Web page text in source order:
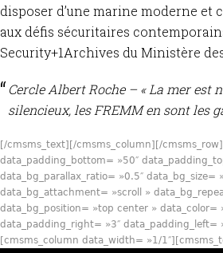
disposer d’une marine moderne et
aux défis sécuritaires
Security+1Archives du Ministère
Cercle Albert Roche – « La mer est
silencieux, les FREMM en sont les
[/cmsms_text][/cmsms_column][/
data_padding_bottom= »50″
data_bg_parallax_ratio= »0.5″ data_bg_size=
data_bg_attachment= »scroll »
data_bg_position= »top center » data_color=
data_padding_right= »3″ data_padding_left=
[cmsms_column data_width= »1/